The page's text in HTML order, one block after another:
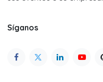
Síganos